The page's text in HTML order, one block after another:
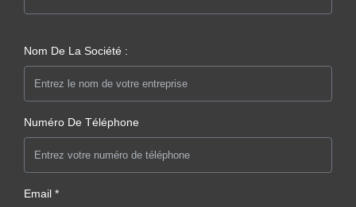
Nom De La Société :
Numéro De Téléphone
Email *